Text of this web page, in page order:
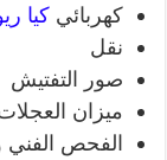
كهربائيكيا
نقل
صور التفتيش
ميزان العجلات
الفحص الفني